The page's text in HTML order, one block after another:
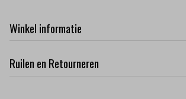
Winkel informatie
Ruilen en Retourneren